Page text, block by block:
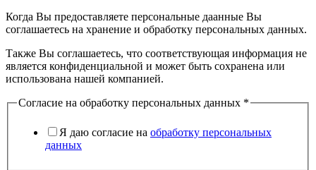
Когда Вы предоставляете персональные даанные Вы
соглашаетесь на хранение и обработку персональных данных.
Также Вы соглашаетесь, что соответствующая информация не
является конфиденциальной и может быть сохранена или
использована нашей компанией.
Согласие на обработку персональных данных *
Я даю согласие на обработку персональных
данных